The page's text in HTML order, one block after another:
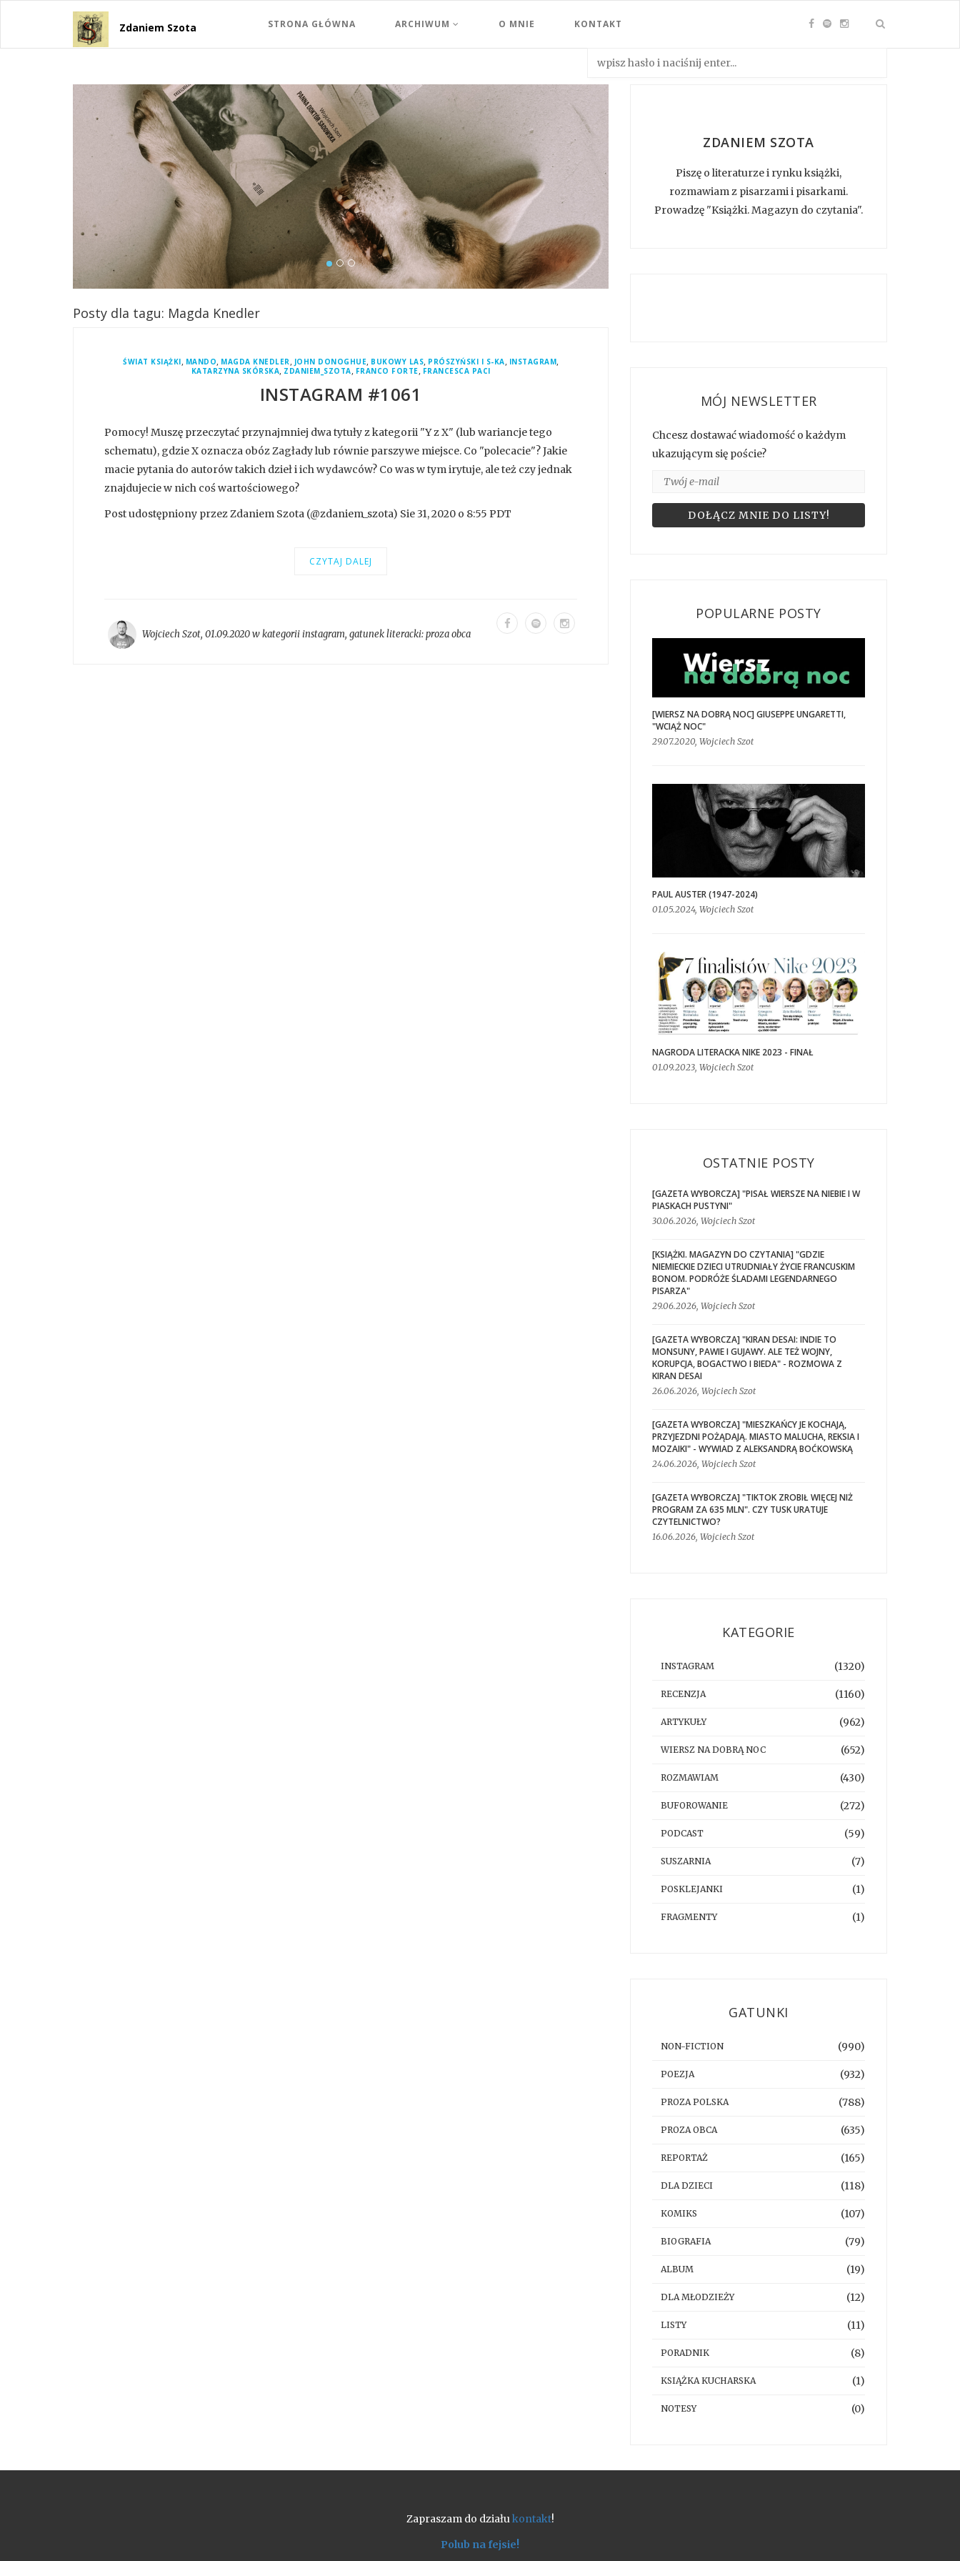
Zdaniem Szota STRONA GŁÓWNA ARCHIWUM O MNIE KONTAKT
Posty dla tagu: Magda Knedler
ŚWIAT KSIĄŻKI, MANDO, MAGDA KNEDLER, JOHN DONOGHUE, BUKOWY LAS, PRÓSZYŃSKI I S-KA, INSTAGRAM,
KATARZYNA SKÓRSKA, ZDANIEM_SZOTA, FRANCO FORTE, FRANCESCA PACI
INSTAGRAM #1061
Pomocy! Muszę przeczytać przynajmniej dwa tytuły z kategorii "Y z X" (lub wariancje tego
schematu), gdzie X oznacza obóz Zagłady lub równie parszywe miejsce. Co "polecacie"? Jakie
macie pytania do autorów takich dzieł i ich wydawców? Co was w tym irytuje, ale też czy jednak
znajdujecie w nich coś wartościowego?
Post udostępniony przez Zdaniem Szota (@zdaniem_szota) Sie 31, 2020 o 8:55 PDT
CZYTAJ DALEJ
Wojciech Szot, 01.09.2020 w kategoriiinstagram, gatunek literacki:proza obca
ZDANIEM SZOTA
Piszę o literaturze i rynku książki,
rozmawiam z pisarzami i pisarkami.
Prowadzę "Książki. Magazyn do czytania".
MÓJ NEWSLETTER
Chcesz dostawać wiadomość o każdym
ukazującym się poście?
POPULARNE POSTY
[WIERSZ NA DOBRĄ NOC] GIUSEPPE UNGARETTI,
"WCIĄŻ NOC"
29.07.2020, Wojciech Szot
PAUL AUSTER (1947-2024)
01.05.2024, Wojciech Szot
NAGRODA LITERACKA NIKE 2023 - FINAŁ
01.09.2023, Wojciech Szot
OSTATNIE POSTY
[GAZETA WYBORCZA] "PISAŁ WIERSZE NA NIEBIE I W
PIASKACH PUSTYNI"
30.06.2026, Wojciech Szot
[KSIĄŻKI. MAGAZYN DO CZYTANIA] "GDZIE
NIEMIECKIE DZIECI UTRUDNIAŁY ŻYCIE FRANCUSKIM
BONOM. PODRÓŻE ŚLADAMI LEGENDARNEGO
PISARZA"
29.06.2026, Wojciech Szot
[GAZETA WYBORCZA] "KIRAN DESAI: INDIE TO
MONSUNY, PAWIE I GUJAWY. ALE TEŻ WOJNY,
KORUPCJA, BOGACTWO I BIEDA" - ROZMOWA Z
KIRAN DESAI
26.06.2026, Wojciech Szot
[GAZETA WYBORCZA] "MIESZKAŃCY JE KOCHAJĄ,
PRZYJEZDNI POŻĄDAJĄ. MIASTO MALUCHA, REKSIA I
MOZAIKI" - WYWIAD Z ALEKSANDRĄ BOĆKOWSKĄ
24.06.2026, Wojciech Szot
[GAZETA WYBORCZA] "TIKTOK ZROBIŁ WIĘCEJ NIŻ
PROGRAM ZA 635 MLN". CZY TUSK URATUJE
CZYTELNICTWO?
16.06.2026, Wojciech Szot
KATEGORIE
INSTAGRAM (1320)
RECENZJA (1160)
ARTYKUŁY (962)
WIERSZ NA DOBRĄ NOC (652)
ROZMAWIAM (430)
BUFOROWANIE (272)
PODCAST (59)
SUSZARNIA (7)
POSKLEJANKI (1)
FRAGMENTY (1)
GATUNKI
NON-FICTION (990)
POEZJA (932)
PROZA POLSKA (788)
PROZA OBCA (635)
REPORTAŻ (165)
DLA DZIECI (118)
KOMIKS (107)
BIOGRAFIA (79)
ALBUM (19)
DLA MŁODZIEŻY (12)
LISTY (11)
PORADNIK (8)
KSIĄŻKA KUCHARSKA (1)
NOTESY (0)
Zapraszam do działukontakt!
Polub na fejsie!